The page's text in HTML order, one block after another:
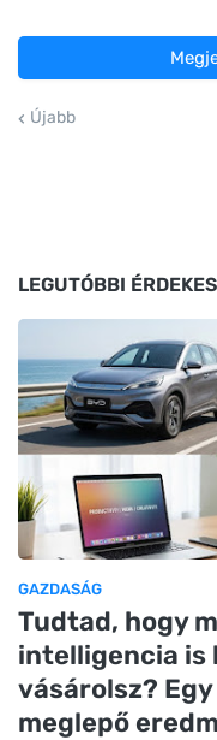
Újabb
LEGUTÓBBI
GAZDASÁG
Tudtad, hogy
intelligencia is
vásárolsz?
meglepő